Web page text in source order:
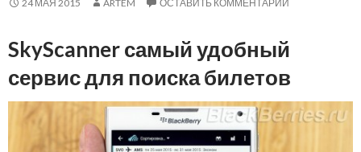
24 МАЯ 2015 ARTEM ОСТАВИТЬ КОММЕНТАРИЙ
SkyScanner самый удобный
сервис для поиска билетов